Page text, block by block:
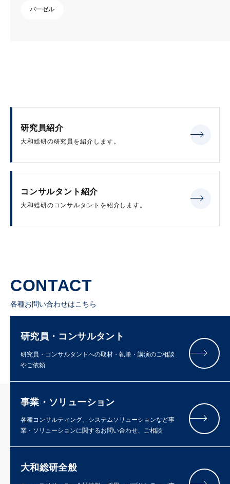
バーゼル
研究員紹介
大和総研の研究員を紹介します。
コンサルタント紹介
大和総研のコンサルタントを紹介します。
CONTACT
各種お問い合わせはこちら
研究員・コンサルタント
研究員・コンサルタントへの取材・執筆・講演のご相談
やご依頼
事業・ソリューション
各種コンサルティング、システムソリューションなど事
業・ソリューションに関するお問い合わせ、ご相談
大和総研全般